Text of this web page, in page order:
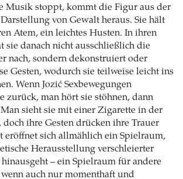
Musik stoppt, kommt die Figur aus der
von Gewalt heraus. Sie hält
Atem, ein leichtes Husten. In ihren
sie danach nicht ausschließlich die
nach, sondern dekonstruiert oder
Gesten, wodurch sie teilweise leicht ins
Wenn Jozić Sexbewegungen
zurück, man hört sie stöhnen, dann
sieht sie mit einer Zigarette in der
doch ihre Gesten drücken ihre Trauer
eröffnet sich allmählich ein Spielraum,
Herausstellung verschleierter
– ein Spielraum für andere
wenn auch nur momenthaft und